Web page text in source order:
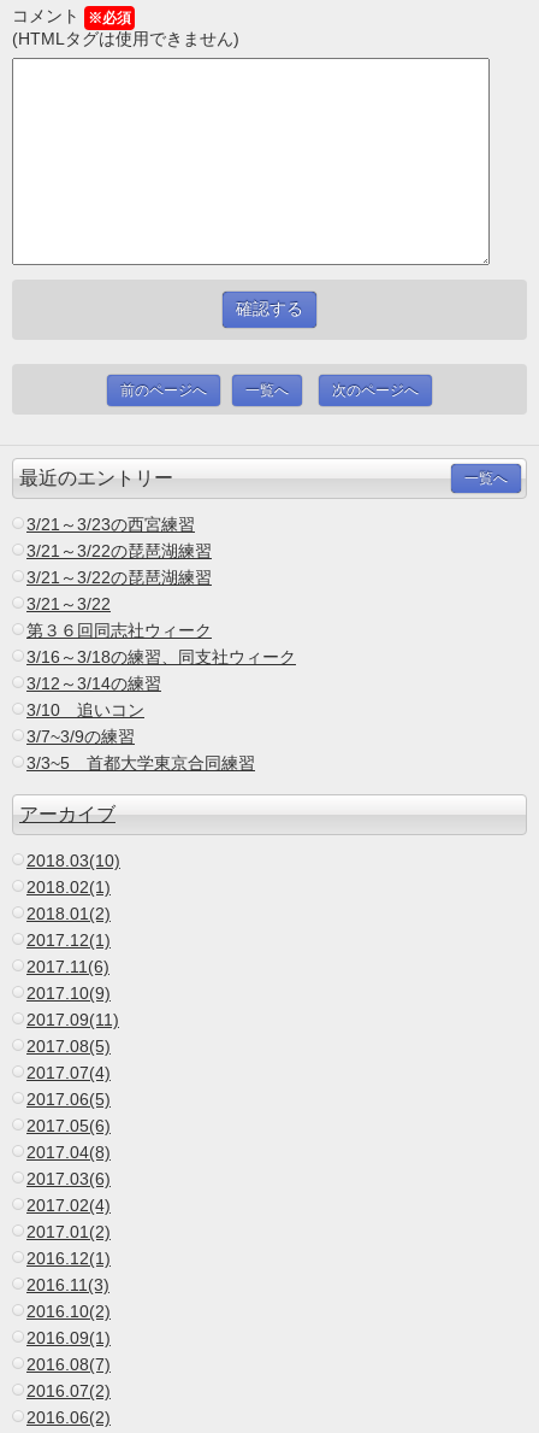
コメント ※必須
(HTMLタグは使用できません)
前のページへ 一覧へ 次のページへ
最近のエントリー 一覧へ
3/21～3/23の西宮練習
3/21～3/22の琵琶湖練習
3/21～3/22の琵琶湖練習
3/21～3/22
第３６回同志社ウィーク
3/16～3/18の練習、同支社ウィーク
3/12～3/14の練習
3/10 追いコン
3/7~3/9の練習
3/3~5 首都大学東京合同練習
アーカイブ
2018.03(10)
2018.02(1)
2018.01(2)
2017.12(1)
2017.11(6)
2017.10(9)
2017.09(11)
2017.08(5)
2017.07(4)
2017.06(5)
2017.05(6)
2017.04(8)
2017.03(6)
2017.02(4)
2017.01(2)
2016.12(1)
2016.11(3)
2016.10(2)
2016.09(1)
2016.08(7)
2016.07(2)
2016.06(2)